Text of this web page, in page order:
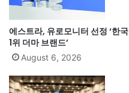
에스트라, 유로모니터 선정 ‘한국
1위 더마 브랜드’
August 6, 2026